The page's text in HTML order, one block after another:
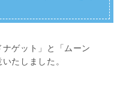
ゲット」と「ムーン
たしました。